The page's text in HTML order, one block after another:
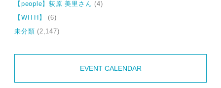
【people】荻原 美里さん (4)
【WITH】
(6)
未分類 (2,147)
EVENT CALENDAR